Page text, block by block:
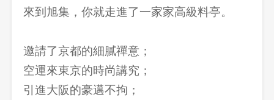
來到旭集，你就走進了一家家高級料亭。
邀請了京都的細膩禪意；
空運來東京的時尚講究；
引進大阪的豪邁不拘；